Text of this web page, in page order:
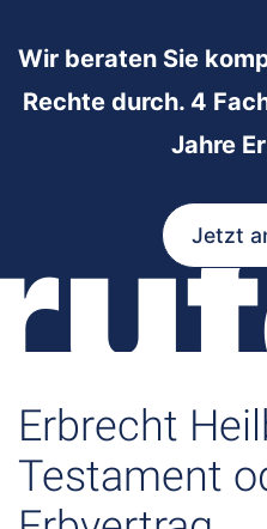
Wir beraten Sie
Rechte durch. 4
Jahre
Jetzt
Erbrecht
Testament